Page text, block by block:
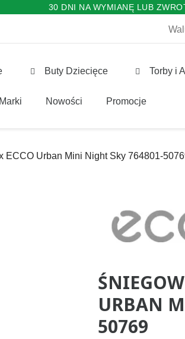
30 DNI NA WYMIANĘ LUB
Buty Dziecięce Torby i
Marki Nowości Promocje
ECCO Urban Mini Night Sky 764801-
URBAN
50769